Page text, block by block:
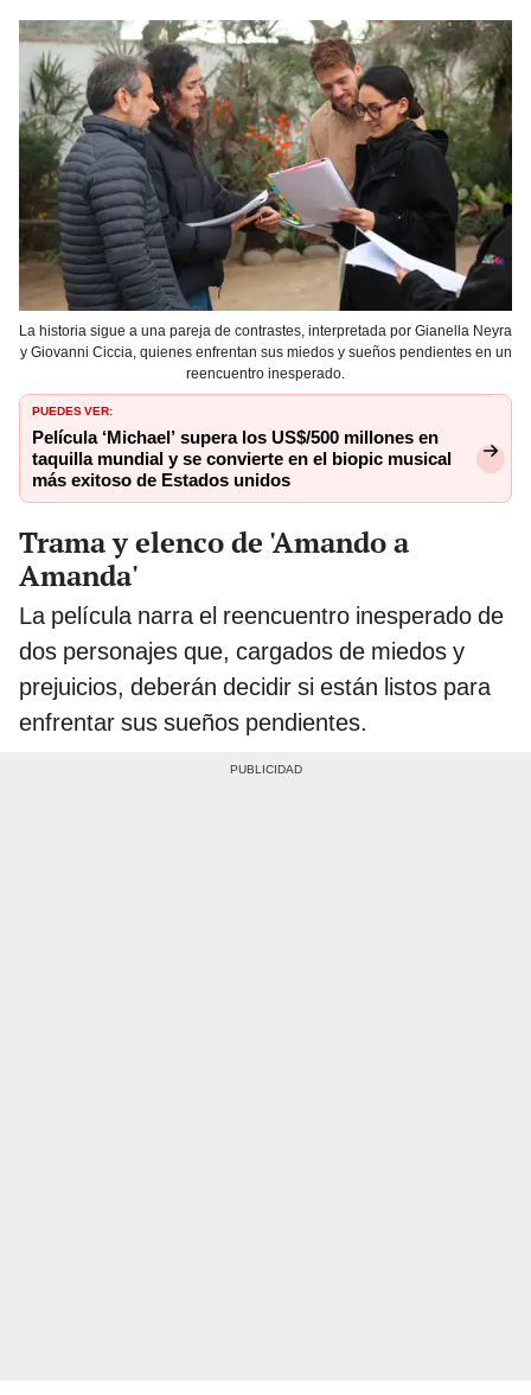
La historia sigue a una pareja de contrastes, interpretada por Gianella Neyra
y Giovanni Ciccia, quienes enfrentan sus miedos y sueños pendientes en un
reencuentro inesperado.
PUEDES VER:
Película ‘Michael’ supera los US$/500 millones en
taquilla mundial y se convierte en el biopic musical
más exitoso de Estados unidos
Trama y elenco de 'Amando a
Amanda'
La película narra el reencuentro inesperado de
dos personajes que, cargados de miedos y
prejuicios, deberán decidir si están listos para
enfrentar sus sueños pendientes.